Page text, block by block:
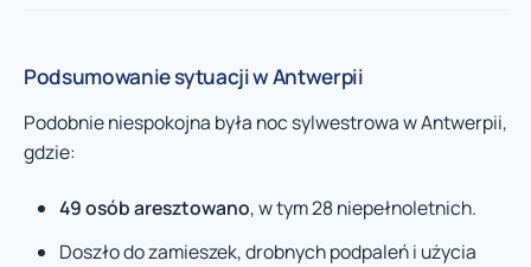
Podsumowanie sytuacji w Antwerpii
Podobnie niespokojna była noc sylwestrowa w Antwerpii,
gdzie:
49 osób aresztowano, w tym 28 niepełnoletnich.
Doszło do zamieszek, drobnych podpaleń i użycia